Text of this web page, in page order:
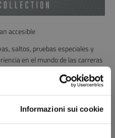
Informazioni sui cookie
accesible
saltos, pruebas especiales y
en el mundo de las carreras